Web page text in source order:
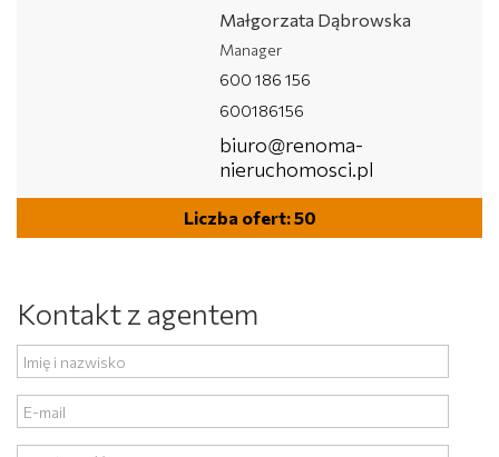
Małgorzata Dąbrowska
Manager
600 186 156
600186156
biuro@renoma-
nieruchomosci.pl
Liczba ofert: 50
Kontakt z agentem